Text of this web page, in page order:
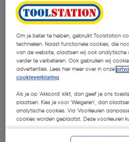
Om je beter te helpen, gebruikt Toolstation
technieken. Naast functionele cookies, die
van de website, plaatsen wij ook analytische
verder te verbeteren. Ook gebruiken wij
advertenties. Lees hier meer over in onze
cookieverklaring.
Als je op 'Akkoord' klikt, dan geef je ons
plaatsen. Kies je voor 'Weigeren', dan
analytische cookies. Via 'Voorkeuren
cookies worden geplaatst. Deze voorkeuren